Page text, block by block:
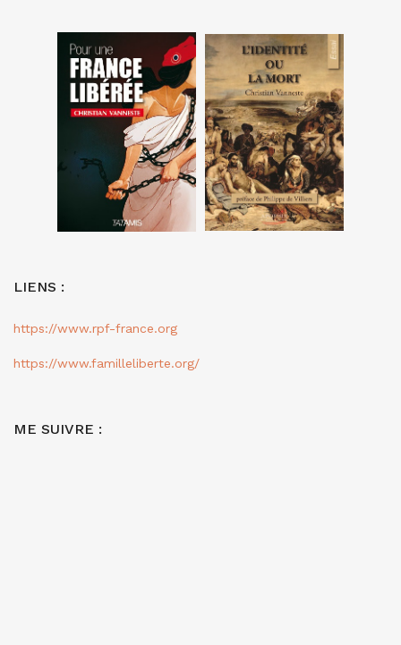
LIENS :
https://www.rpf-france.org
https://www.familleliberte.org/
ME SUIVRE :